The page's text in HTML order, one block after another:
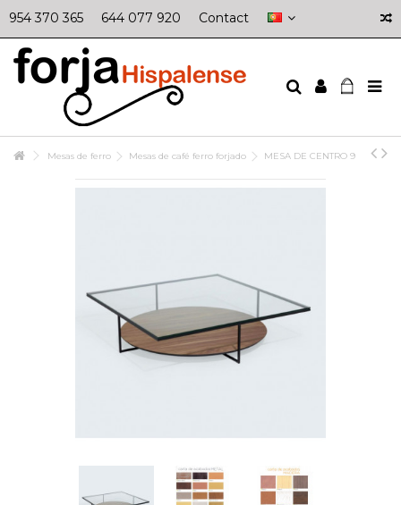
954 370 365 644 077 920 Contact
Mesas de ferro Mesas de café ferro forjado MESA DE CENTRO 9